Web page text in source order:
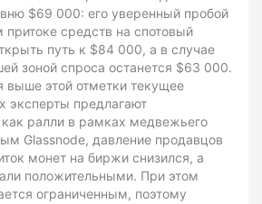
$69 000: его уверенный пробой
притоке средств на спотовый
путь к $84 000, а в случае
зоной спроса останется $63 000.
выше этой отметки текущее
эксперты предлагают
как ралли в рамках медвежьего
Glassnode, давление продавцов
монет на биржи снизился, а
положительными. При этом
ограниченным, поэтому